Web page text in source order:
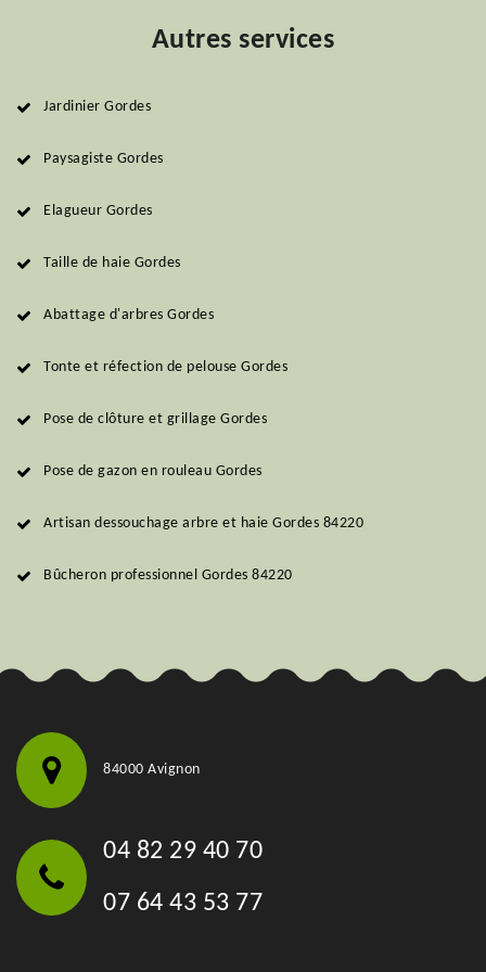
Autres services
Jardinier Gordes
Paysagiste Gordes
Elagueur Gordes
Taille de haie Gordes
Abattage d'arbres Gordes
Tonte et réfection de pelouse Gordes
Pose de clôture et grillage Gordes
Pose de gazon en rouleau Gordes
Artisan dessouchage arbre et haie Gordes 84220
Bûcheron professionnel Gordes 84220
84000 Avignon
04 82 29 40 70
07 64 43 53 77